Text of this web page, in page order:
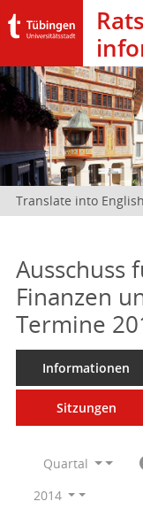
Translate into English
Ausschuss
Finanzen
Termine
Informationen
Sitzungen
Quartal
2014